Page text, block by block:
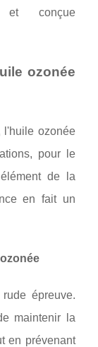
et conçue
ozonée
l'huile ozonée
pour le
de la
en fait un
épreuve.
maintenir la
en prévenant